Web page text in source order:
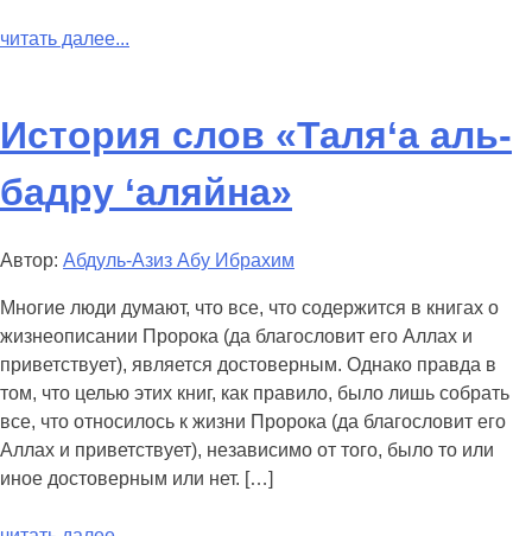
читать далее...
История слов «Таля‘а аль-
бадру ‘аляйнa»
Автор: Абдуль-Азиз Абу Ибрахим
Многие люди думают, что все, что содержится в книгах о
жизнеописании Пророка (да благословит его Аллах и
приветствует), является достоверным. Однако правда в
том, что целью этих книг, как правило, было лишь собрать
все, что относилось к жизни Пророка (да благословит его
Аллах и приветствует), независимо от того, было то или
иное достоверным или нет. […]